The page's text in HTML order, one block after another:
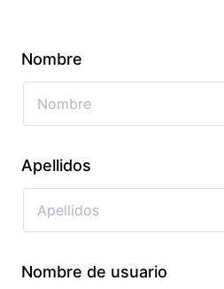
Nombre
Apellidos
Nombre de usuario